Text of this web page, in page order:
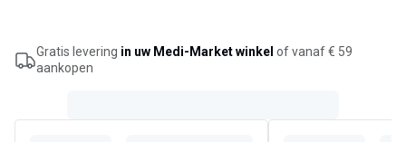
Gratis levering in uw Medi-Market winkel of vanaf € 59
aankopen